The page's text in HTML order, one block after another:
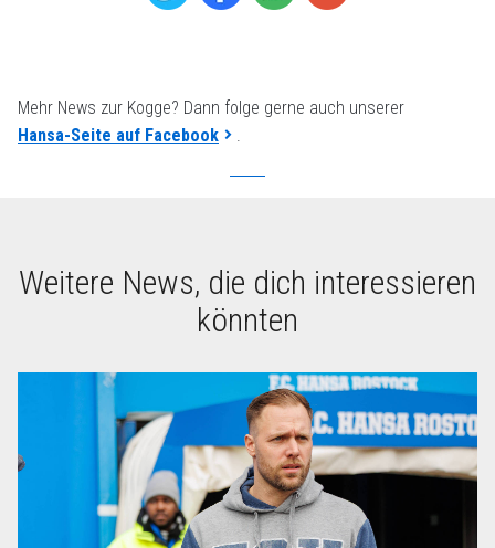
Mehr News zur Kogge? Dann folge gerne auch unserer
Hansa-Seite auf Facebook
.
Weitere News, die dich interessieren
könnten